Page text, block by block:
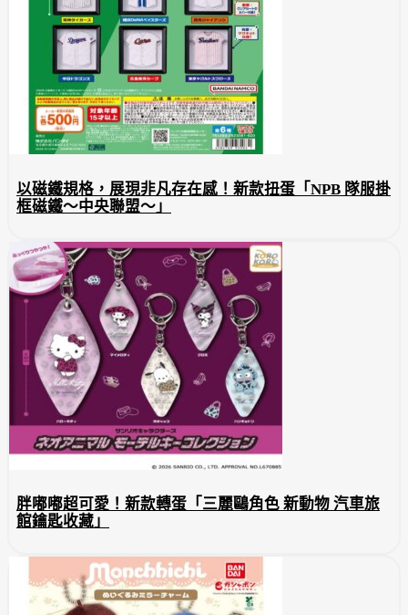
以磁鐵規格，展現非凡存在感！新款扭蛋「NPB 隊服掛
框磁鐵～中央聯盟～」
胖嘟嘟超可愛！新款轉蛋「三麗鷗角色 新動物 汽車旅
館鑰匙收藏」